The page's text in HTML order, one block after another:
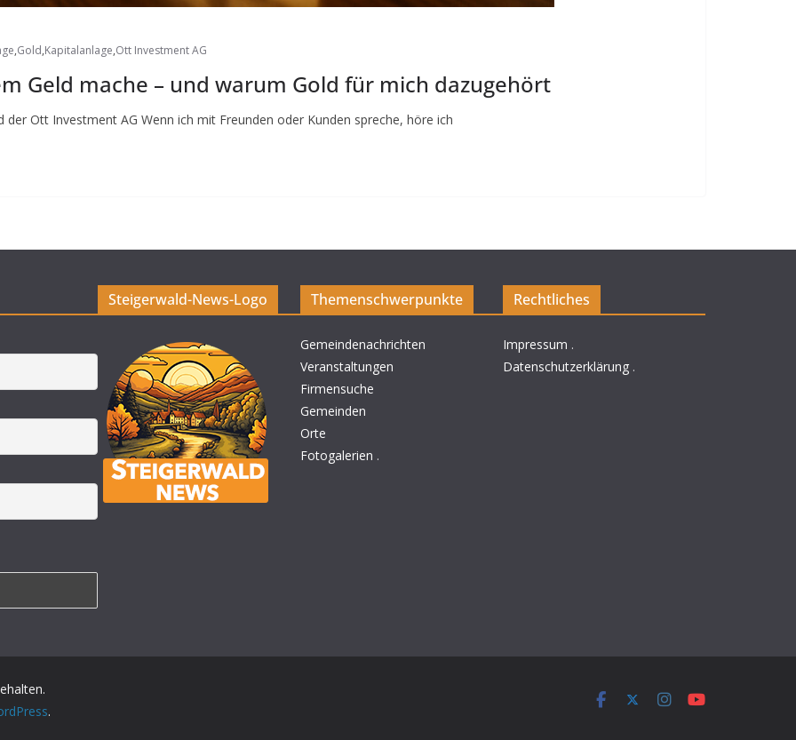
,Gold,Kapitalanlage,Ott Investment AG
Geld mache – und warum Gold für mich dazugehört
Ott Investment AG Wenn ich mit Freunden oder Kunden spreche, höre ich
Steigerwald-News-Logo Themenschwerpunkte
Gemeindenachrichten
Veranstaltungen
Firmensuche
Gemeinden
Orte
Fotogalerien .
Rechtliches
Impressum .
Datenschutzerklärung .
.